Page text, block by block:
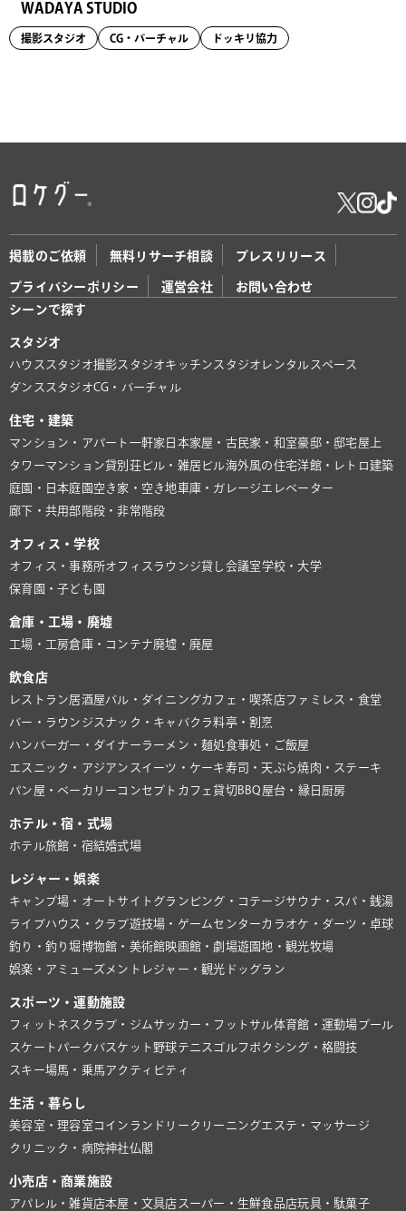
WADAYA STUDIO
撮影スタジオ CG・バーチャル ドッキリ協力
掲載のご依頼 無料リサーチ相談 プレスリリース
プライバシーポリシー 運営会社
お問い合わせ
シーンで探す
スタジオ
ハウススタジオ撮影スタジオキッチンスタジオ レンタルスペース
ダンススタジオCG・バーチャル
住宅・建築
マンション・アパート 一軒家 日本家屋・古民家・和室豪邸・邸宅屋上
タワーマンション貸別荘ビル・雑居ビル海外風の住宅洋館・レトロ建築
庭園・日本庭園 空き家・空き地 車庫・ガレージ エレベーター
廊下・共用部 階段・非常階段
オフィス・学校
オフィス・事務所オフィスラウンジ貸し会議室学校・大学
保育園・子ども園
倉庫・工場・廃墟
工場・工房倉庫・コンテナ廃墟・廃屋
飲食店
レストラン居酒屋バル・ダイニングカフェ・喫茶店ファミレス・食堂
バー・ラウンジ スナック・キャバクラ料亭・割烹
ハンバーガー・ダイナーラーメン・麺処食事処・ご飯屋
エスニック・アジアン スイーツ・ケーキ寿司・天ぷら焼肉・ステーキ
パン屋・ベーカリー コンセプトカフェ貸切BBQ 屋台・縁日 厨房
ホテル・宿・式場
ホテル旅館・宿結婚式場
レジャー・娯楽
キャンプ場・オートサイト グランピング・コテージサウナ・スパ・銭湯
ライブハウス・クラブ遊技場・ゲームセンターカラオケ・ダーツ・卓球
釣り・釣り堀博物館・美術館映画館・劇場遊園地・観光牧場
娯楽・アミューズメント レジャー・観光 ドッグラン
スポーツ・運動施設
フィットネスクラブ・ジム サッカー・フットサル体育館・運動場プール
スケートパーク バスケット 野球テニス ゴルフ ボクシング・格闘技
スキー場馬・乗馬アクティビティ
生活・暮らし
美容室・理容室 コインランドリー クリーニングエステ・マッサージ
クリニック・病院神社仏閣
小売店・商業施設
アパレル・雑貨店本屋・文具店 スーパー・生鮮食品店玩具・駄菓子